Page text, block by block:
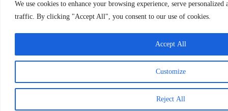
We use cookies to enhance your browsing experience, serve personalized
traffic. By clicking "Accept All", you consent to our use of cookies.
Customize
Reject All
Accept All